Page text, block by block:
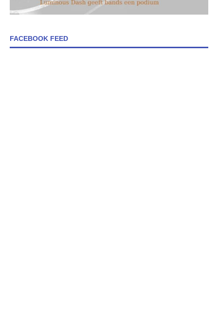
FACEBOOK FEED